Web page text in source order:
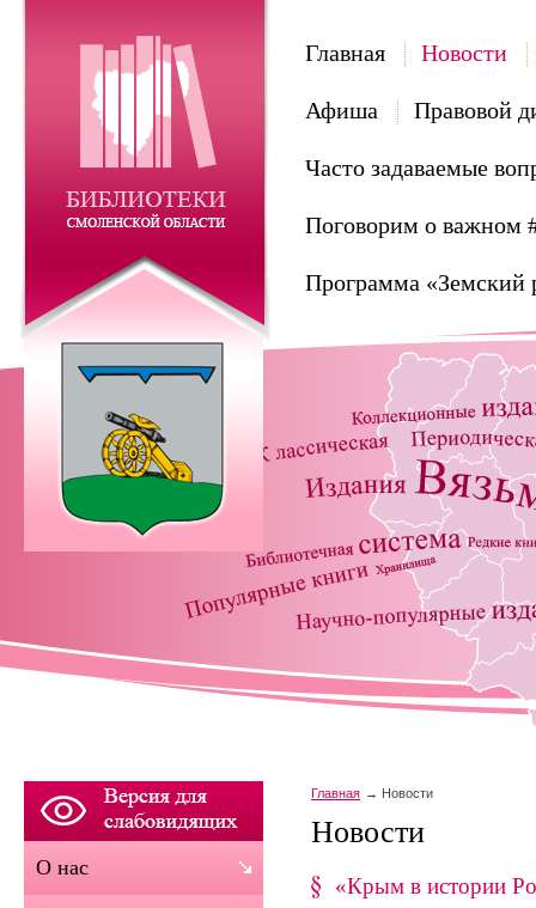
Главная Новости
Афиша Правовой
Часто задаваемые
Поговорим о важном
Программа «Земский
Главная Новости
Новости
«Крым в истории
О нас